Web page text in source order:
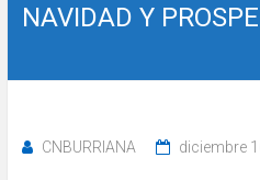
NAVIDAD Y
CNBURRIANA diciembre